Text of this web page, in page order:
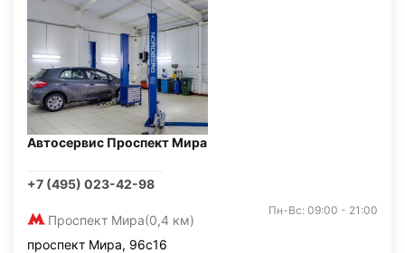
Автосервис Проспект Мира
+7 (495) 023-42-98
Проспект Мира(0,4 км)
Пн-Вс: 09:00 - 21:00
проспект Мира, 96с16